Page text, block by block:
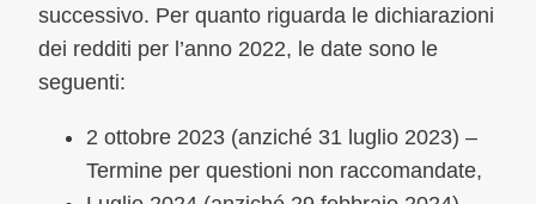
successivo. Per quanto riguarda le dichiarazioni
dei redditi per l’anno 2022, le date sono le
seguenti:
2 ottobre 2023 (anziché 31 luglio 2023) –
Termine per questioni non raccomandate,